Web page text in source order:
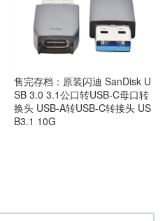
售完存档：原装闪迪 SanDisk U
SB 3.0 3.1公口转USB-C母口转
换头 USB-A转USB-C转接头 US
B3.1 10G